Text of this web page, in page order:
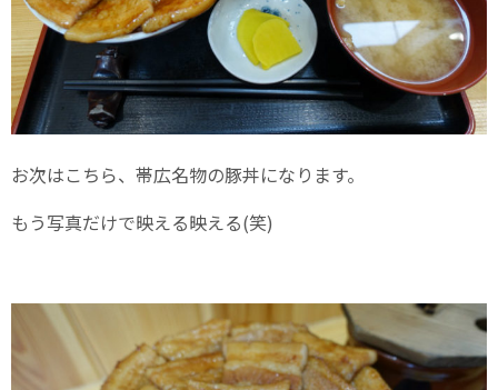
お次はこちら、帯広名物の豚丼になります。
もう写真だけで映える映える(笑)